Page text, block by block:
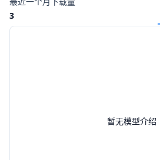
暂无模型介绍
3